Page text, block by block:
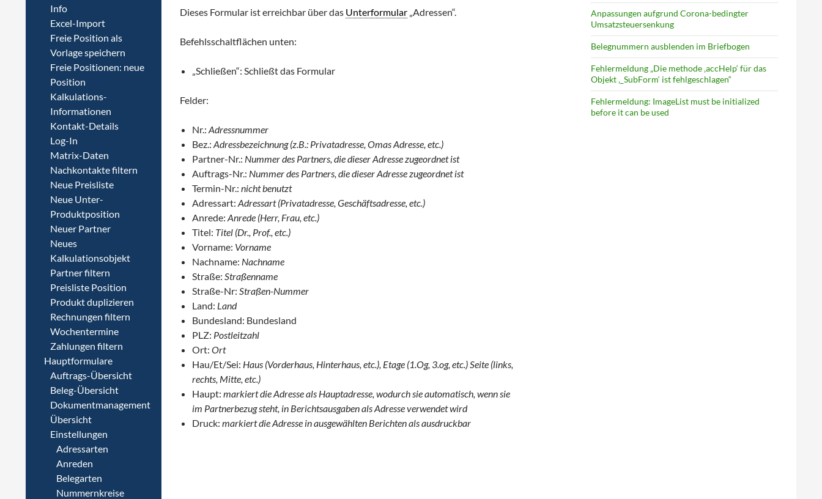
Dieses Formular ist erreichbar über das Unterformular „Adressen“.
Befehlsschaltflächen unten:
„Schließen“: Schließt das Formular
Felder:
Nr.: Adressnummer
Bez.: Adressbezeichnung (z.B.: Privatadresse, Omas Adresse, etc.)
Partner-Nr.: Nummer des Partners, die dieser Adresse zugeordnet ist
Auftrags-Nr.: Nummer des Partners, die dieser Adresse zugeordnet ist
Termin-Nr.: nicht benutzt
Adressart: Adressart (Privatadresse, Geschäftsadresse, etc.)
Anrede: Anrede (Herr, Frau, etc.)
Titel: Titel (Dr., Prof., etc.)
Vorname: Vorname
Nachname: Nachname
Straße: Straßenname
Straße-Nr: Straßen-Nummer
Land: Land
Bundesland: Bundesland
PLZ: Postleitzahl
Ort: Ort
Hau/Et/Sei: Haus (Vorderhaus, Hinterhaus, etc.), Etage (1.Og, 3.og, etc.) Seite (links,
rechts, Mitte, etc.)
Haupt: markiert die Adresse als Hauptadresse, wodurch sie automatisch, wenn sie
im Partnerbezug steht, in Berichtsausgaben als Adresse verwendet wird
Druck: markiert die Adresse in ausgewählten Berichten als ausdruckbar
Anpassungen aufgrund Corona-bedingter
Umsatz­steuer­senkung
Belegnummern ausblenden im Briefbogen
Fehlermeldung „Die methode ‚accHelp‘ für das
Objekt ‚_SubForm‘ ist fehlgeschlagen“
Fehlermeldung: ImageList must be initialized
before it can be used
Info
Excel-Import
Freie Position als
Vorlage speichern
Freie Positionen: neue
Position
Kalkulations-
Informationen
Kontakt-Details
Log-In
Matrix-Daten
Nachkontakte filtern
Neue Preisliste
Neue Unter-
Produktposition
Neuer Partner
Neues
Kalkulationsobjekt
Partner filtern
Preisliste Position
Produkt duplizieren
Rechnungen filtern
Wochentermine
Zahlungen filtern
Hauptformulare
Auftrags-Übersicht
Beleg-Übersicht
Dokumentmanagement
Übersicht
Einstellungen
Adressarten
Anreden
Belegarten
Nummernkreise